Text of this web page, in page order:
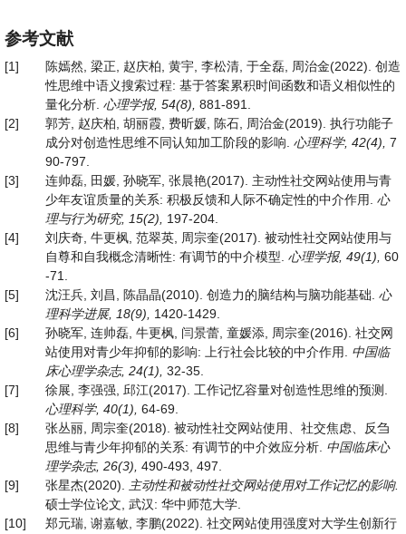
参考文献
[1]
陈嫣然, 梁正, 赵庆柏, 黄宇, 李松清, 于全磊, 周治金(2022). 创造
性思维中语义搜索过程: 基于答案累积时间函数和语义相似性的
量化分析. 心理学报, 54(8), 881-891.
[2]
郭芳, 赵庆柏, 胡丽霞, 费昕媛, 陈石, 周治金(2019). 执行功能子
成分对创造性思维不同认知加工阶段的影响. 心理科学, 42(4), 7
90-797.
[3]
连帅磊, 田媛, 孙晓军, 张晨艳(2017). 主动性社交网站使用与青
少年友谊质量的关系: 积极反馈和人际不确定性的中介作用. 心
理与行为研究, 15(2), 197-204.
[4]
刘庆奇, 牛更枫, 范翠英, 周宗奎(2017). 被动性社交网站使用与
自尊和自我概念清晰性: 有调节的中介模型. 心理学报, 49(1), 60
-71.
[5]
沈汪兵, 刘昌, 陈晶晶(2010). 创造力的脑结构与脑功能基础. 心
理科学进展, 18(9),
1420-1429.
[6]
孙晓军, 连帅磊, 牛更枫, 闫景蕾, 童媛添, 周宗奎(2016). 社交网
站使用对青少年抑郁的影响: 上行社会比较的中介作用. 中国临
床心理学杂志, 24(1), 32-35.
[7]
徐展, 李强强, 邱江(2017). 工作记忆容量对创造性思维的预测.
心理科学, 40(1), 64-69.
[8]
张丛丽, 周宗奎(2018). 被动性社交网站使用、社交焦虑、反刍
思维与青少年抑郁的关系: 有调节的中介效应分析. 中国临床心
理学杂志, 26(3), 490-493, 497.
[9]
张星杰(2020). 主动性和被动性社交网站使用对工作记忆的影响.
硕士学位论文, 武汉: 华中师范大学.
[10]
郑元瑞, 谢嘉敏, 李鹏(2022). 社交网站使用强度对大学生创新行